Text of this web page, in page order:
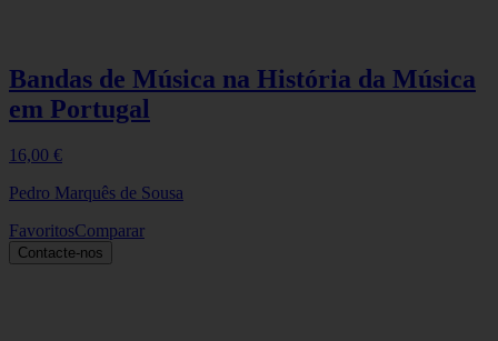
Bandas de Música na História da Música
em Portugal
16,00 €
Pedro Marquês de Sousa
FavoritosComparar
Contacte-nos